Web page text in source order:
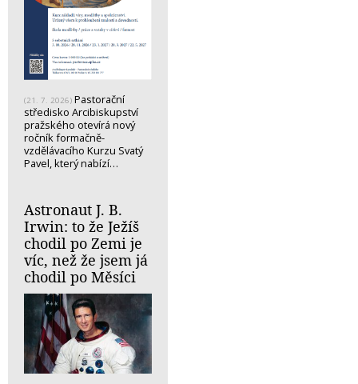
(21. 7. 2026) Pastorační
středisko Arcibiskupství
pražského otevírá nový
ročník formačně-
vzdělávacího Kurzu Svatý
Pavel, který nabízí…
Astronaut J. B.
Irwin: to že Ježíš
chodil po Zemi je
víc, než že jsem já
chodil po Měsíci